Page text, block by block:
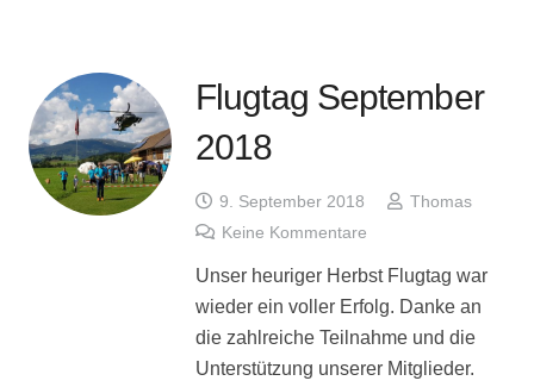
Flugtag September
2018
9. September 2018
Thomas
Keine Kommentare
Unser heuriger Herbst Flugtag war
wieder ein voller Erfolg. Danke an
die zahlreiche Teilnahme und die
Unterstützung unserer Mitglieder.